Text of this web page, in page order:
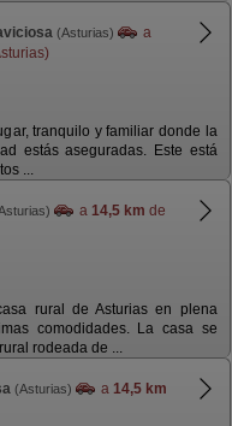
(Asturias)
a
tranquilo y familiar donde la
estás aseguradas. Este está
...
a 14,5 km de
rural de Asturias en plena
comodidades. La casa se
rodeada de ...
(Asturias) a 14,5 km